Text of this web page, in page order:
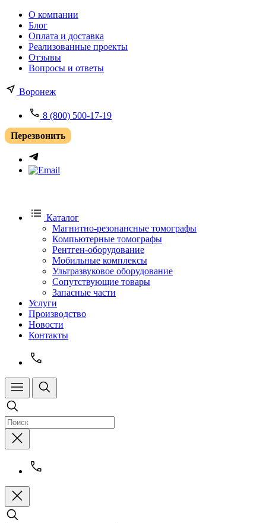
О компании
Блог
Оплата и доставка
Реализованные проекты
Отзывы
Вопросы и ответы
Воронеж
8 (800) 500-17-19
Перезвонить
Каталог
Магнитно-резонансные томографы
Компьютерные томографы
Рентген-оборудование
Мобильные комплексы
Ультразвуковое оборудование
Сопутствующие товары
Запасные части
Услуги
Производство
Новости
Контакты